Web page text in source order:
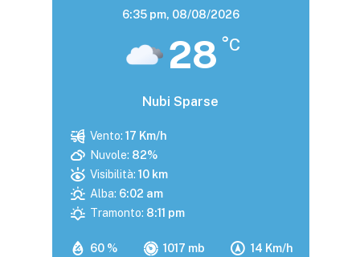
6:35 pm, 08/08/2026
28 °C
Nubi Sparse
60 % 1017 mb 14 Km/h
Vento: 17 Km/h
Nuvole: 82%
Visibilità: 10 km
Alba: 6:02 am
Tramonto: 8:11 pm